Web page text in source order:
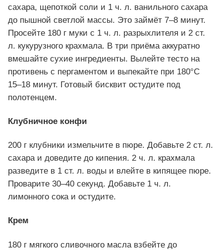
сахара, щепоткой соли и 1 ч. л. ванильного сахара
до пышной светлой массы. Это займёт 7–8 минут.
Просейте 180 г муки с 1 ч. л. разрыхлителя и 2 ст.
л. кукурузного крахмала. В три приёма аккуратно
вмешайте сухие ингредиенты. Вылейте тесто на
противень с пергаментом и выпекайте при 180°C
15–18 минут. Готовый бисквит остудите под
полотенцем.
Клубничное конфи
200 г клубники измельчите в пюре. Добавьте 2 ст. л.
сахара и доведите до кипения. 2 ч. л. крахмала
разведите в 1 ст. л. воды и влейте в кипящее пюре.
Проварите 30–40 секунд. Добавьте 1 ч. л.
лимонного сока и остудите.
Крем
180 г мягкого сливочного масла взбейте до